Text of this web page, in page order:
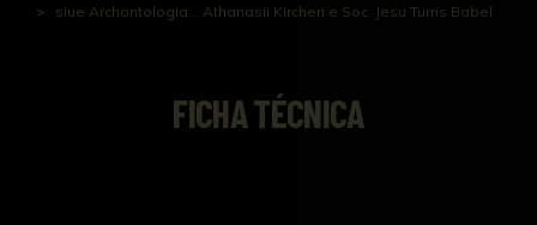
siue Archontologia... Athanasii Kircheri e Soc. Jesu Turris Babel
FICHA TÉCNICA